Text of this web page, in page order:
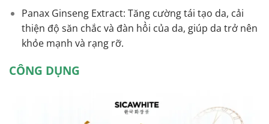
Panax Ginseng Extract: Tăng cường tái tạo da, cải
thiện độ săn chắc và đàn hồi của da, giúp da trở nên
khỏe mạnh và rạng rỡ.
CÔNG DỤNG